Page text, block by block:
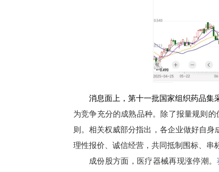
消息面上，第十一批国家组织药品集
为竞争充分的成熟品种。除了报量规则
则。相关权威部分指出，各企业做好自
理性报价、诚信经营，共同抵制围标、串
成份股方面，医疗器械再现涨停潮。